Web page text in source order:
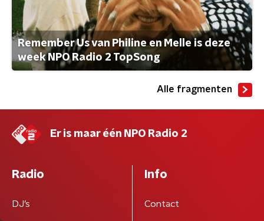
Remember Us van Philine en Melle is deze
week NPO Radio 2 TopSong
Alle fragmenten
Er is maar één NPO Radio 2
Radio
DJ’s
Info
Contact